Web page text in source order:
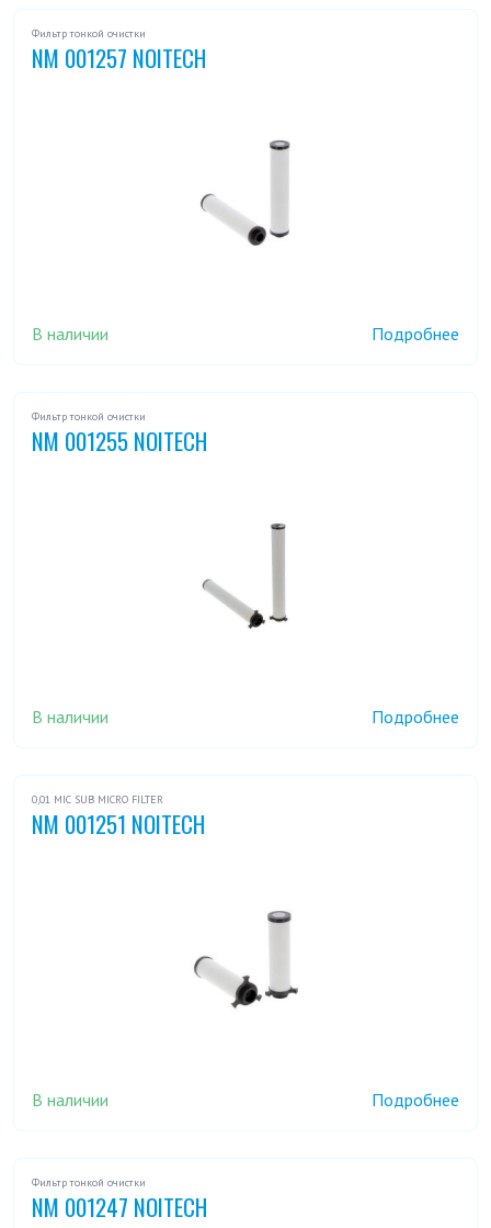
Фильтр тонкой очистки
NM 001257 NOITECH
В наличии Подробнее
Фильтр тонкой очистки
NM 001255 NOITECH
В наличии Подробнее
0,01 MIC SUB MICRO FILTER
NM 001251 NOITECH
В наличии Подробнее
Фильтр тонкой очистки
NM 001247 NOITECH